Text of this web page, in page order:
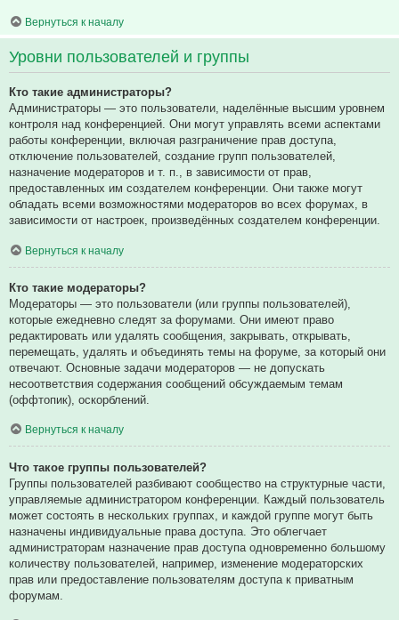
Вернуться к началу
Уровни пользователей и группы
Кто такие администраторы?
Администраторы — это пользователи, наделённые высшим уровнем
контроля над конференцией. Они могут управлять всеми аспектами
работы конференции, включая разграничение прав доступа,
отключение пользователей, создание групп пользователей,
назначение модераторов и т. п., в зависимости от прав,
предоставленных им создателем конференции. Они также могут
обладать всеми возможностями модераторов во всех форумах, в
зависимости от настроек, произведённых создателем конференции.
Вернуться к началу
Кто такие модераторы?
Модераторы — это пользователи (или группы пользователей),
которые ежедневно следят за форумами. Они имеют право
редактировать или удалять сообщения, закрывать, открывать,
перемещать, удалять и объединять темы на форуме, за который они
отвечают. Основные задачи модераторов — не допускать
несоответствия содержания сообщений обсуждаемым темам
(оффтопик), оскорблений.
Вернуться к началу
Что такое группы пользователей?
Группы пользователей разбивают сообщество на структурные части,
управляемые администратором конференции. Каждый пользователь
может состоять в нескольких группах, и каждой группе могут быть
назначены индивидуальные права доступа. Это облегчает
администраторам назначение прав доступа одновременно большому
количеству пользователей, например, изменение модераторских
прав или предоставление пользователям доступа к приватным
форумам.